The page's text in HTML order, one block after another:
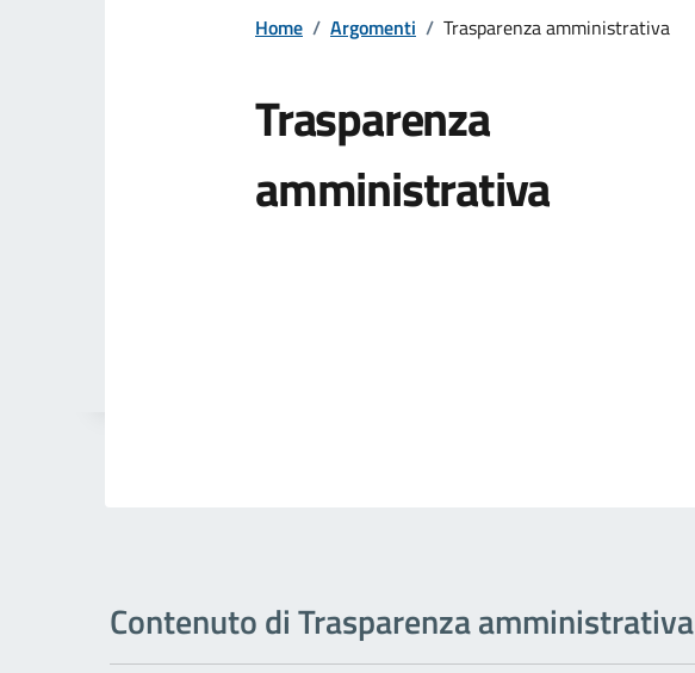
Home / Argomenti / Trasparenza amministrativa
Trasparenza
amministrativa
Contenuto di Trasparenza amministrativa